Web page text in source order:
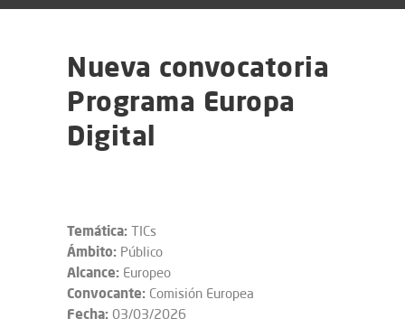
Nueva convocatoria
Programa Europa
Digital
Temática: TICs
Ámbito: Público
Alcance: Europeo
Convocante: Comisión Europea
Fecha: 03/03/2026